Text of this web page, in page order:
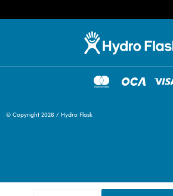
© Copyright 2026 / Hydro Flask